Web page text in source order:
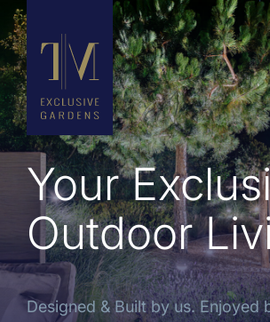
Your
Outdoor
Designed & Built by us. Enjoyed